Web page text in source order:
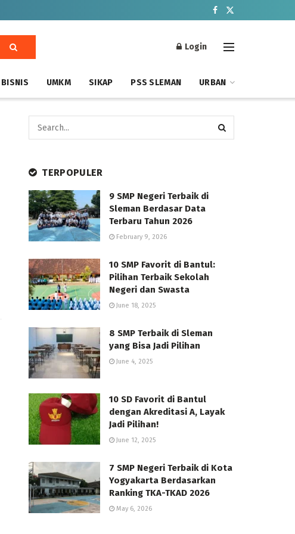
Login
BISNIS UMKM SIKAP PSS SLEMAN URBAN
TERPOPULER
9 SMP Negeri Terbaik di
Sleman Berdasar Data
Terbaru Tahun 2026
February 9, 2026
10 SMP Favorit di Bantul:
Pilihan Terbaik Sekolah
Negeri dan Swasta
June 18, 2025
8 SMP Terbaik di Sleman
yang Bisa Jadi Pilihan
June 4, 2025
10 SD Favorit di Bantul
dengan Akreditasi A, Layak
Jadi Pilihan!
June 12, 2025
7 SMP Negeri Terbaik di Kota
Yogyakarta Berdasarkan
Ranking TKA-TKAD 2026
May 6, 2026